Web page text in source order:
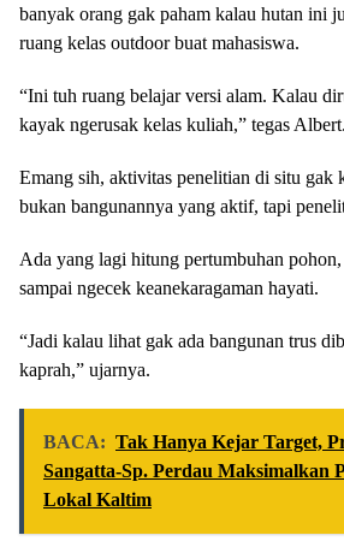
banyak orang gak paham kalau hutan ini
ruang kelas outdoor buat mahasiswa.
“Ini tuh ruang belajar versi alam. Kalau
kayak ngerusak kelas kuliah,” tegas Albert.
Emang sih, aktivitas penelitian di situ gak
bukan bangunannya yang aktif, tapi
Ada yang lagi hitung pertumbuhan
sampai ngecek keanekaragaman hayati.
“Jadi kalau lihat gak ada bangunan trus
kaprah,” ujarnya.
BACA: Tak Hanya Kejar Target,
Sangatta-Sp. Perdau Maksimalkan
Lokal Kaltim